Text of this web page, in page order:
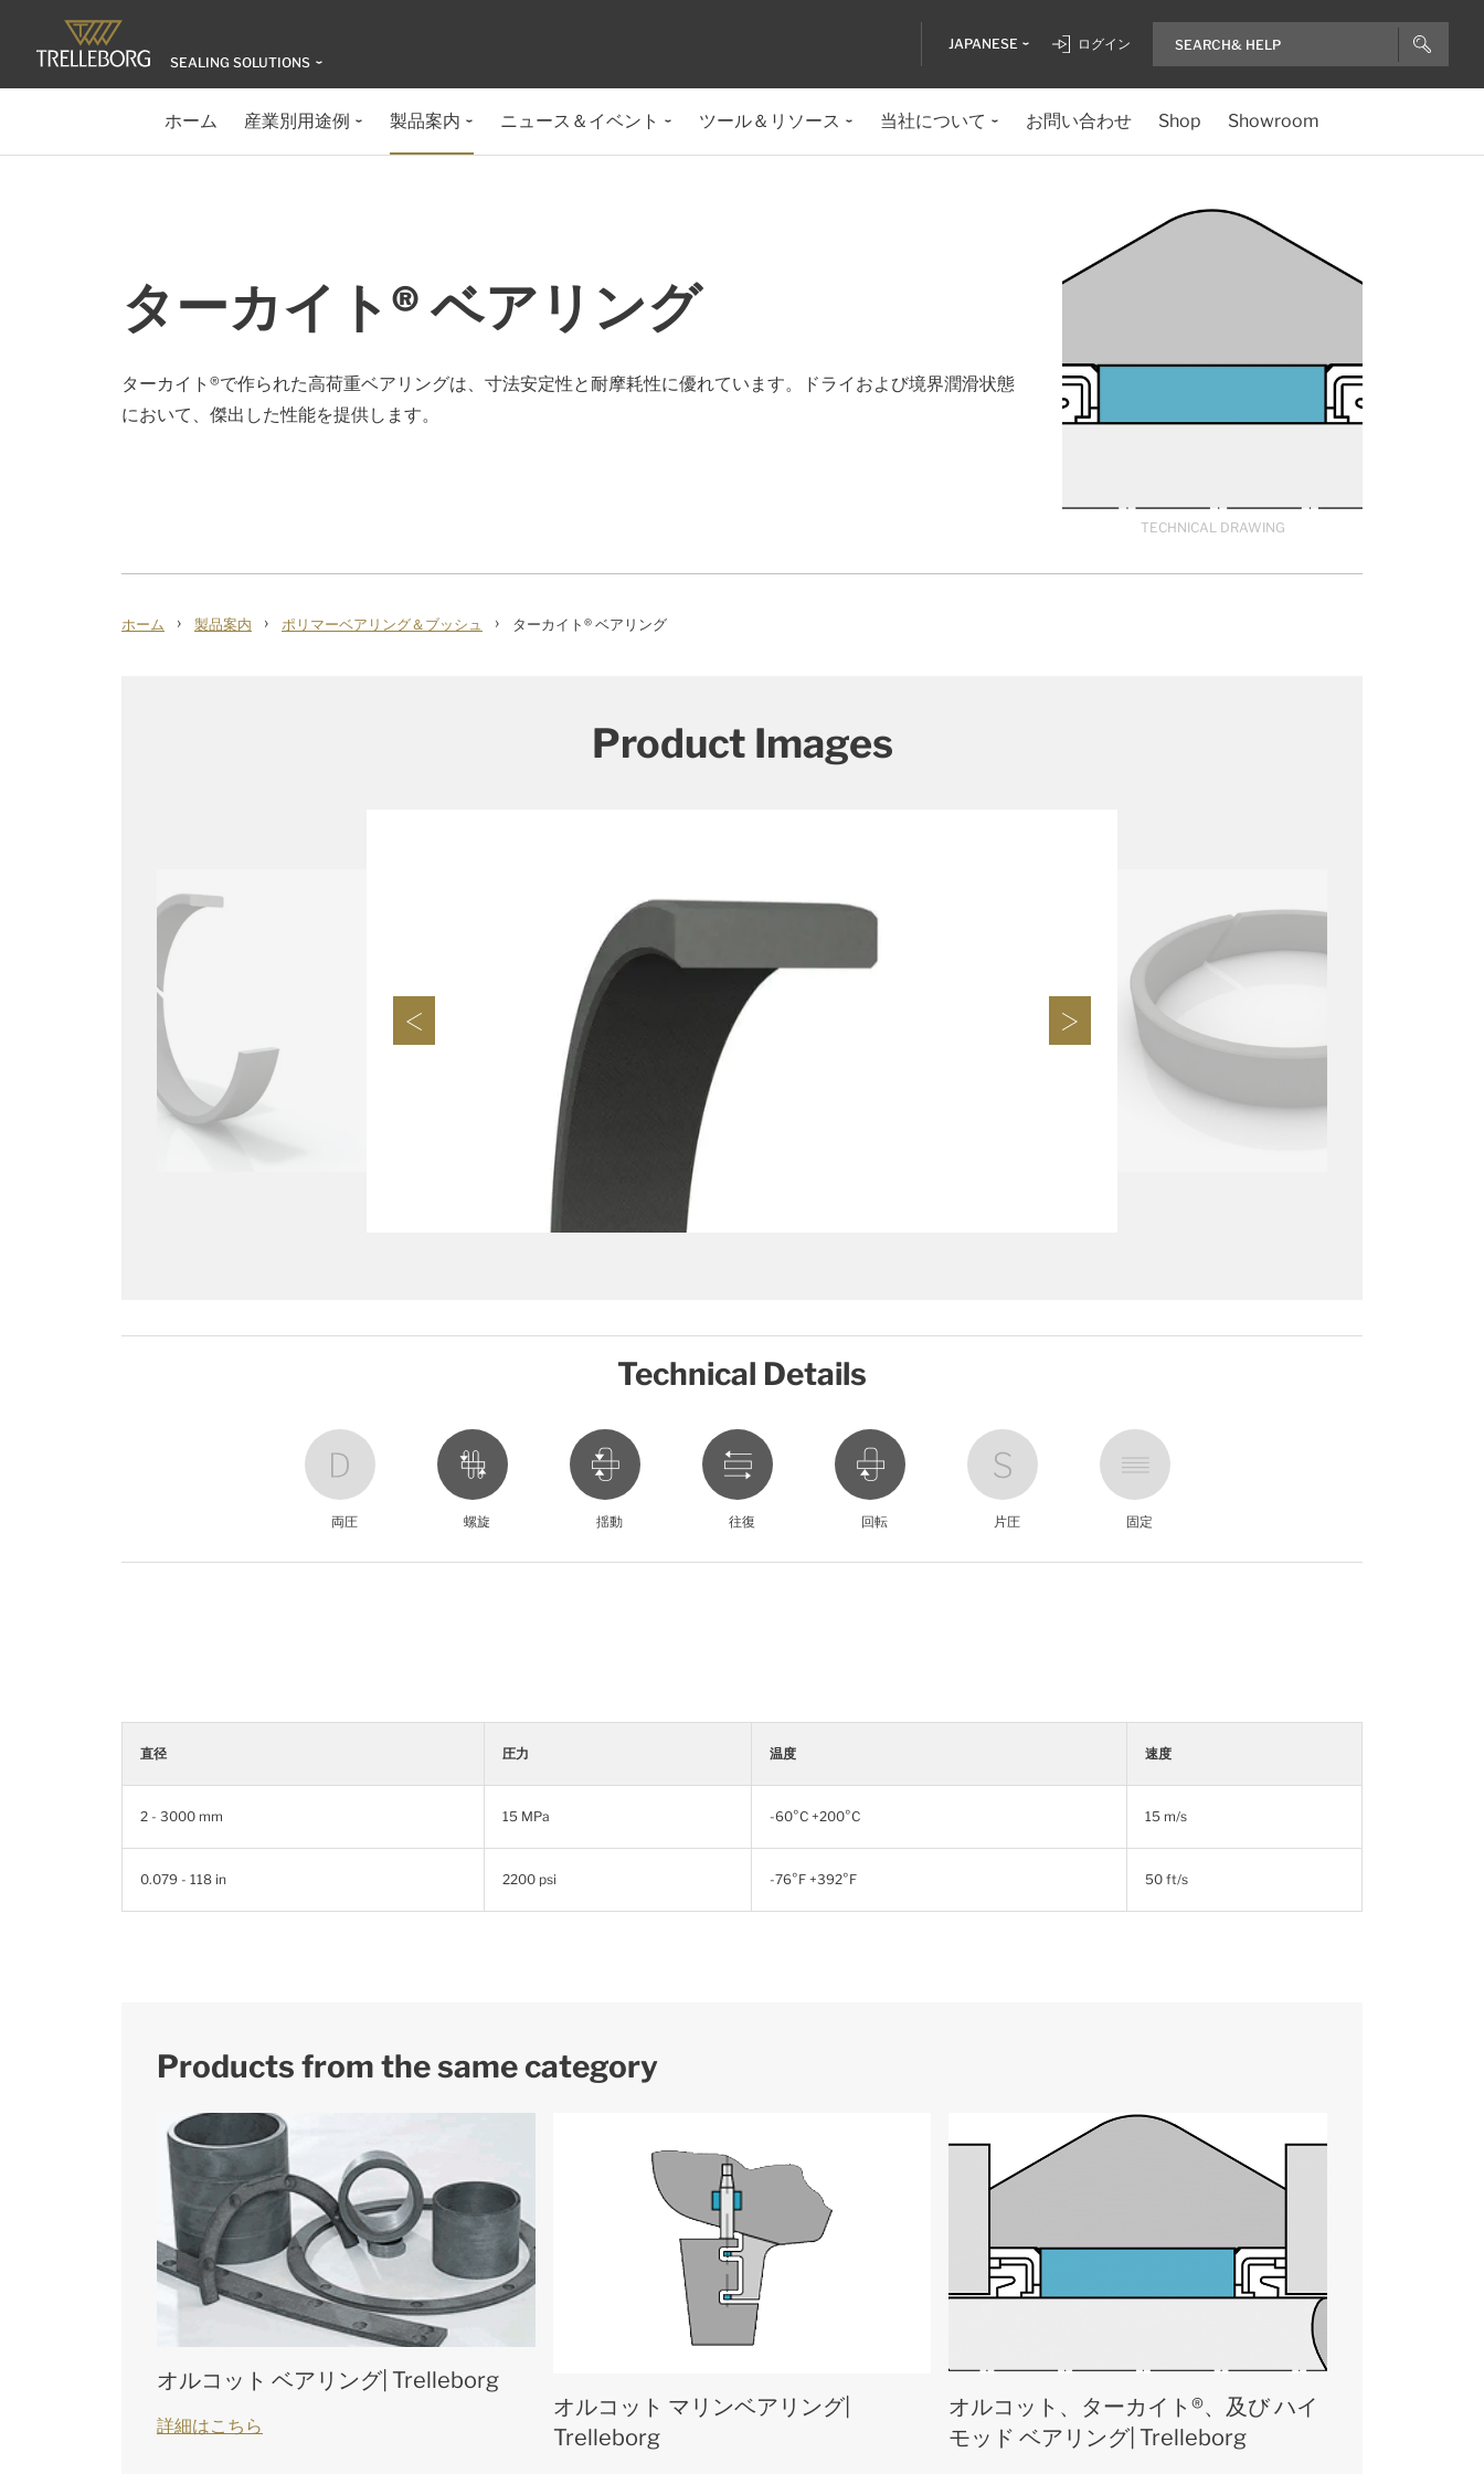
SEALING SOLUTIONS
JAPANESE ログイン
ホーム 産業別用途例 製品案内 ニュース＆イベント ツール＆リソース 当社について お問い合わせ Shop Showroom
ターカイト® ベアリング
ターカイト®で作られた高荷重ベアリングは、寸法安定性と耐摩耗性に優れています。ドライおよび境界潤滑状態
において、傑出した性能を提供します。
TECHNICAL DRAWING
ホーム › 製品案内 › ポリマーベアリング＆ブッシュ › ターカイト® ベアリング
Product Images
Technical Details
両圧 螺旋 揺動 往復 回転 片圧 固定
直径 圧力 温度 速度
2 - 3000 mm 15 MPa -60°C +200°C 15 m/s
0.079 - 118 in 2200 psi -76°F +392°F 50 ft/s
Products from the same category
オルコット ベアリング| Trelleborg
詳細はこちら
オルコット マリンベアリング|
Trelleborg
オルコット、ターカイト®、及び ハイ
モッド ベアリング| Trelleborg